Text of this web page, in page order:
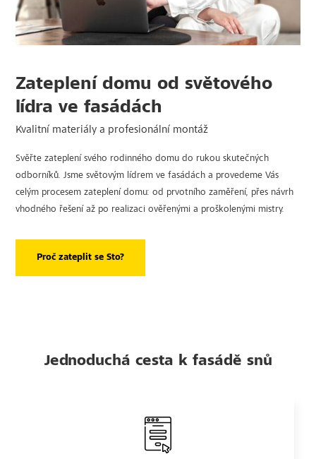
Zateplení domu od světového
lídra ve fasádách
Kvalitní materiály a profesionální montáž
Svěřte zateplení svého rodinného domu do rukou skutečných
odborníků. Jsme světovým lídrem ve fasádách a provedeme Vás
celým procesem zateplení domu: od prvotního zaměření, přes návrh
vhodného řešení až po realizaci ověřenými a proškolenými mistry.
Proč zateplit se Sto?
Jednoduchá cesta k fasádě snů